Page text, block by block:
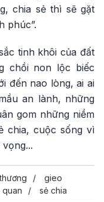
chia sẻ thì sẽ gặt
phúc”.
tinh khôi của đất
chồi non lộc biếc
đến nao lòng, ai ai
an lành, những
gom những niềm
chia, cuộc sống vì
gieo
quan sẻ chia